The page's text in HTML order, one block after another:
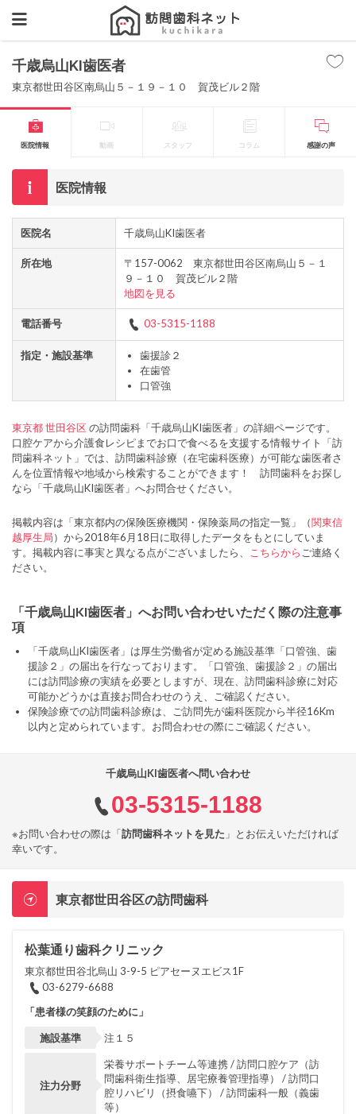
千歳烏山KI歯医者
東京都世田谷区南烏山５－１９－１０ 賀茂ビル２階
医院情報 動画 スタッフ コラム 感謝の声
医院情報
医院名 千歳烏山KI歯医者
所在地
〒157-0062 東京都世田谷区南烏山５－１
９－１０ 賀茂ビル２階
地図を見る
電話番号 03-5315-1188
指定・施設基準
歯援診２
在歯管
口管強
東京都世田谷区の訪問歯科「千歳烏山KI歯医者」の詳細ページです。
口腔ケアから介護食レシピまでお口で食べるを支援する情報サイト「訪
問歯科ネット」では、訪問歯科診療（在宅歯科医療）が可能な歯医者さ
んを位置情報や地域から検索することができます！ 訪問歯科をお探し
なら「千歳烏山KI歯医者」へお問合せください。
掲載内容は「東京都内の保険医療機関・保険薬局の指定一覧」（関東信
越厚生局）から2018年6月18日に取得したデータをもとにしていま
す。掲載内容に事実と異なる点がございましたら、
こちらから ご連絡く
ださい。
「千歳烏山KI歯医者」へお問い合わせいただく際の注意事
項
「千歳烏山KI歯医者」は厚生労働省が定める施設基準「口管強、歯
援診２」の届出を行なっております。「口管強、歯援診２」の届出
には訪問診療の実績を必要としますが、現在、訪問歯科診療に対応
可能かどうかは直接お問合わせのうえ、ご確認ください。
保険診療での訪問歯科診療は、ご訪問先が歯科医院から半径16Km
以内と定められています。お問合わせの際にご確認ください。
千歳烏山KI歯医者へ問い合わせ
03-5315-1188
※お問い合わせの際は「訪問歯科ネットを見た 」とお伝えいただければ
幸いです。
東京都世田谷区の訪問歯科
松葉通り歯科クリニック
東京都世田谷北烏山 3-9-5 ピアセーヌエビス1F
03-6279-6688
「患者様の笑顔のために」
施設基準 注１５
注力分野
栄養サポートチーム等連携 / 訪問口腔ケア（訪
問歯科衛生指導、居宅療養管理指導） / 訪問口
腔リハビリ（摂食嚥下） / 訪問歯科一般（義歯
等）